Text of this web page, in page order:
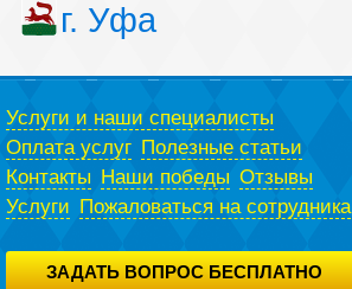
г. Уфа
Услуги и наши специалисты
Оплата услуг Полезные статьи
Контакты Наши победы Отзывы
Услуги Пожаловаться на сотрудника
ЗАДАТЬ ВОПРОС БЕСПЛАТНО